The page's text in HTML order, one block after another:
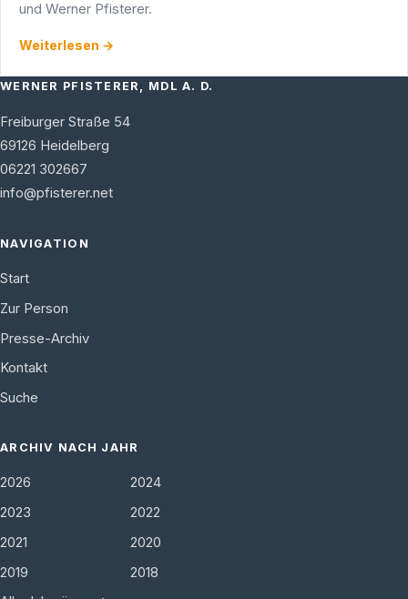
und Werner Pfisterer.
Weiterlesen →
WERNER PFISTERER, MDL A. D.
Freiburger Straße 54
69126 Heidelberg
06221 302667
info@pfisterer.net
NAVIGATION
Start
Zur Person
Presse-Archiv
Kontakt
Suche
ARCHIV NACH JAHR
2026
2024
2023
2022
2021
2020
2019
2018